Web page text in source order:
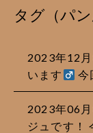
タグ（パン
2023年12
います‍
今
2023年06
ジュです！